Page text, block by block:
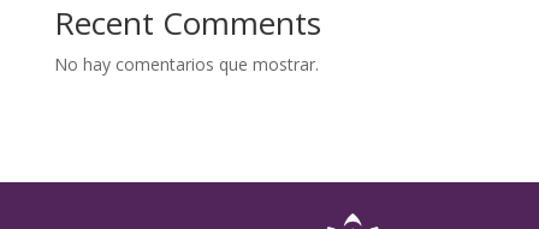
Recent Comments
No hay comentarios que mostrar.